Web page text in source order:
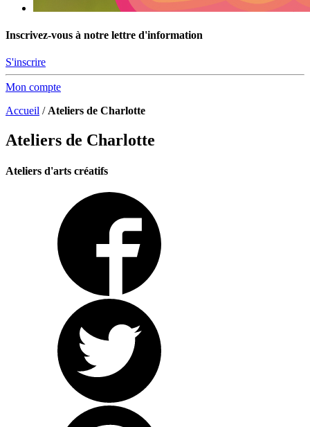
Inscrivez-vous à notre lettre d'information
S'inscrire
Mon compte
Accueil /Ateliers de Charlotte
Ateliers de Charlotte
Ateliers d'arts créatifs